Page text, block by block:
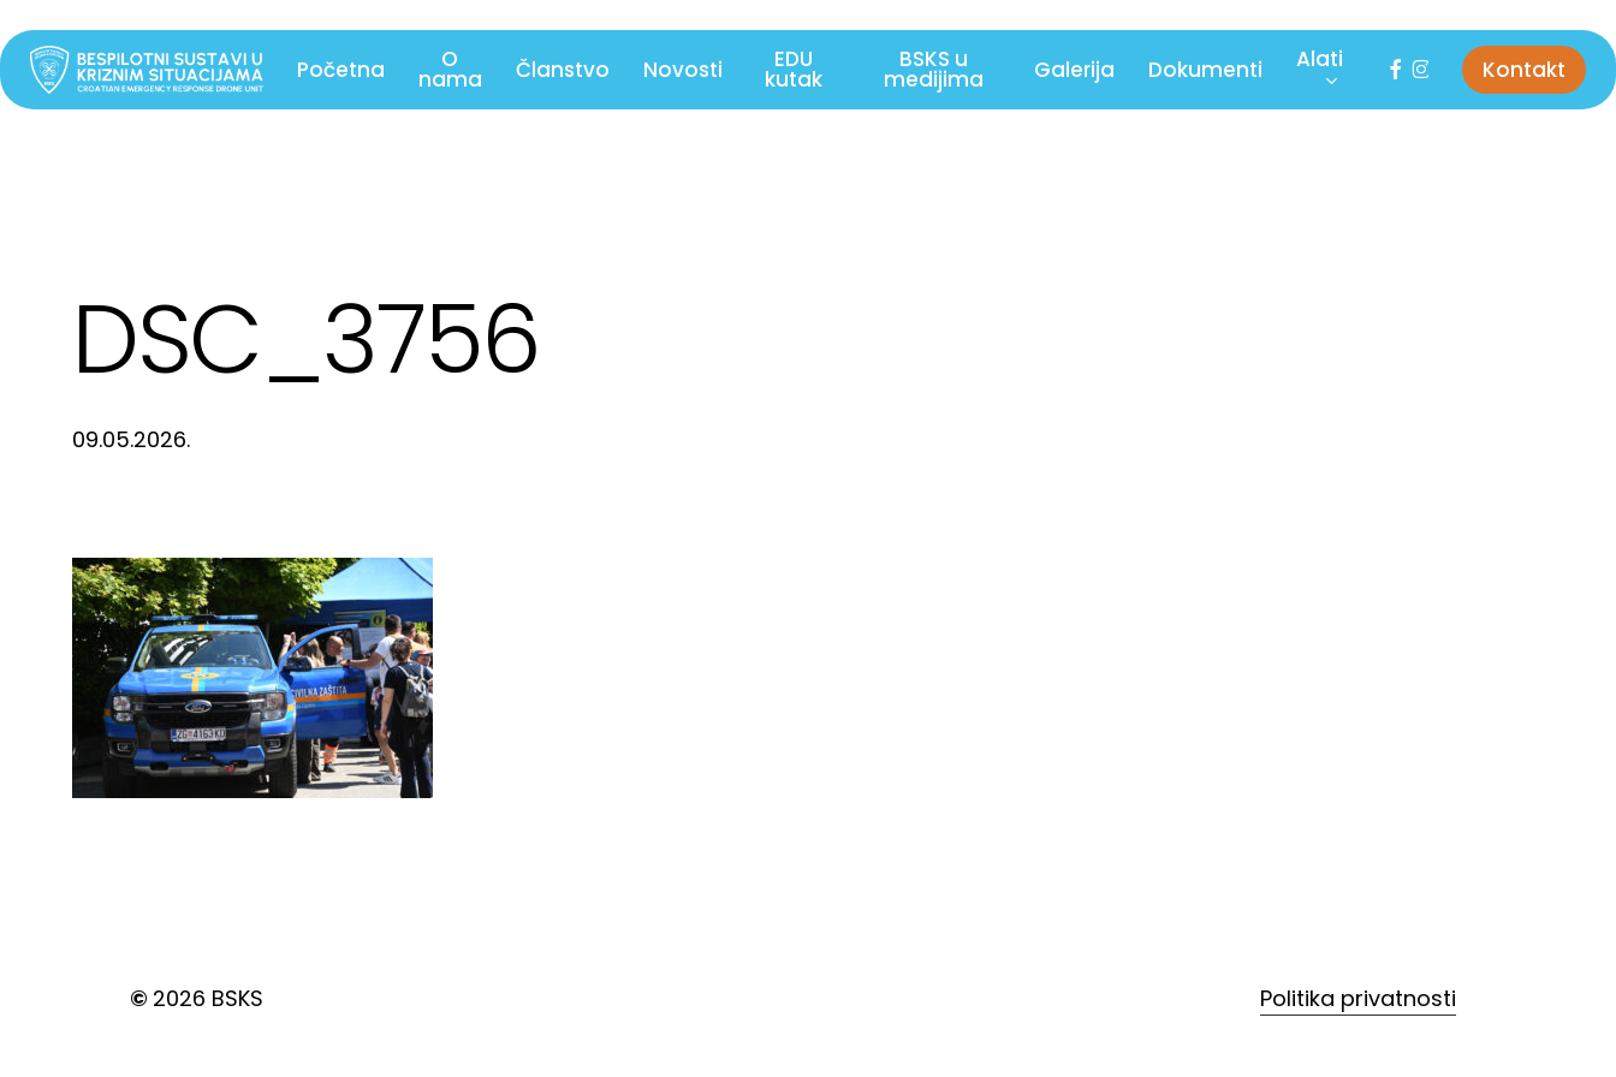
to
main
content
Početna O
nama Članstvo Novosti EDU
kutak
BSKS u
medijima Galerija Dokumenti Alati facebook
instagramKontakt
DSC_3756
09.05.2026.
© 2026 BSKS Politika privatnosti